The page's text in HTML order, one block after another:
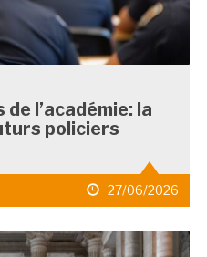
l’académie: la
policiers
date
de
27/06/2026